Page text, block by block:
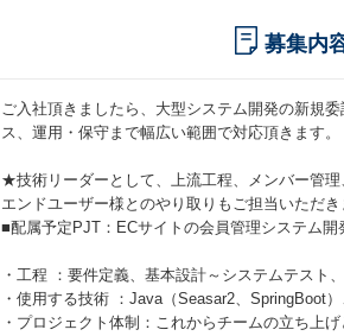
募集内
ご入社頂きましたら、大型システム開発の新規
ス、運用・保守まで幅広い範囲で対応頂きます。
★技術リーダーとして、上流工程、メンバー管理
エンドユーザー様とのやり取りもご担当いただき
■配属予定PJT：ECサイトの会員管理システム開
・工程 ：要件定義、基本設計～システムテスト
・使用する技術 ：Java（Seasar2、SpringBoot
・プロジェクト体制：これからチームの立ち上